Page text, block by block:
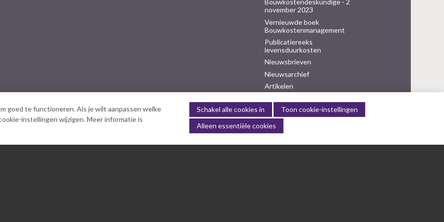
Bouwkostendeskundige - 2
november 2023
Vernieuwde boek
Bouwkostenmanagement
Publicatiereeks
levensduurkosten
Nieuwsbrieven
Nieuwsarchief
Artikelen
Columns Bernd Karstenberg
goed te functioneren. Als je wilt aanpassen welke
instellingen wijzigen. Meer informatie is
Schakel alle cookies in
Toon cookie-instellingen
Alleen essentiële cookies